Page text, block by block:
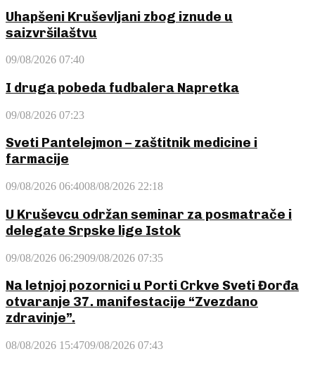
Uhapšeni Kruševljani zbog iznude u
saizvršilaštvu
09/08/2026 07:40
I druga pobeda fudbalera Napretka
09/08/2026 07:23
Sveti Pantelejmon – zaštitnik medicine i
farmacije
09/08/2026 06:4008/08/2026 22:18
U Kruševcu održan seminar za posmatrače i
delegate Srpske lige Istok
09/08/2026 06:2909/08/2026 07:35
Na letnjoj pozornici u Porti Crkve Sveti Đorđa
otvaranje 37. manifestacije “Zvezdano
zdravinje”.
08/08/2026 15:4709/08/2026 07:43